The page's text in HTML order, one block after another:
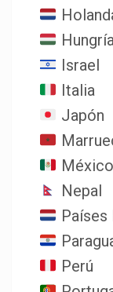
Israel
Italia
Japón
México
Nepal
Países
Perú